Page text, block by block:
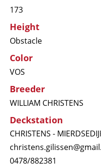
173
Height
Obstacle
Color
VOS
Breeder
WILLIAM CHRISTENS
Deckstation
CHRISTENS -
0478/882381